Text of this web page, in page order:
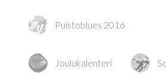
Puistoblues 2016
Joulukalenteri